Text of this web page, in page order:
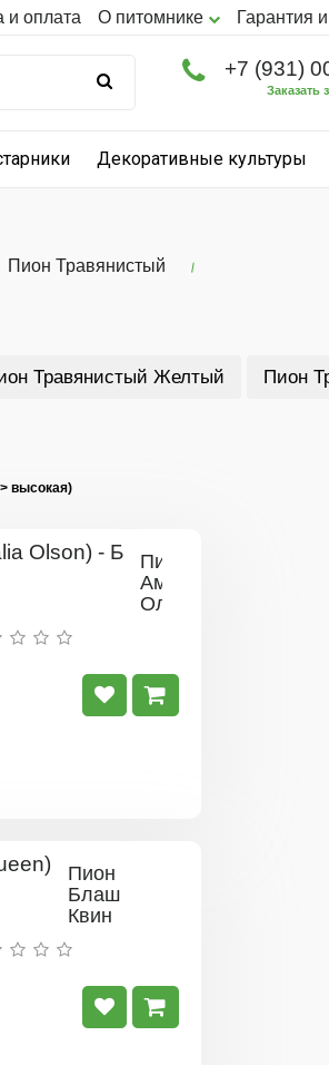
и оплата О питомнике Гарантия
+7 (931)
Заказать
Декоративные культуры
Пион Травянистый
Травянистый Желтый Пион
Пион
Амалия
Олсон
Б
Пион
Блаш
Квин
Queen)